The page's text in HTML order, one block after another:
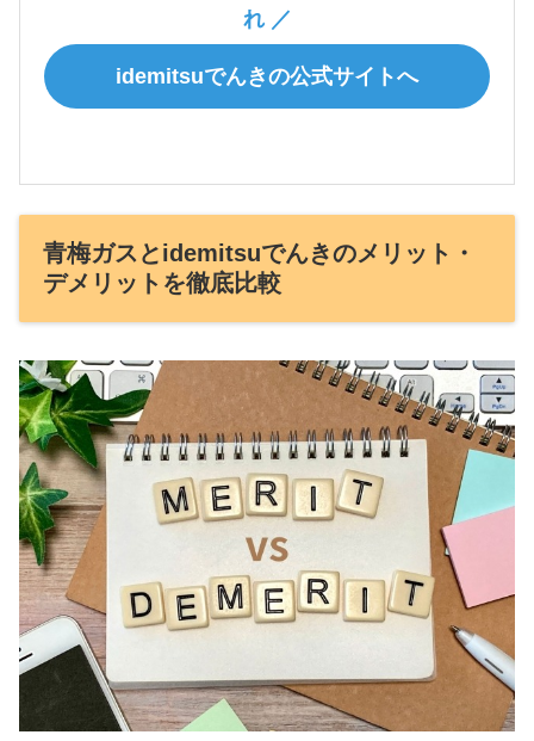
れ ／
idemitsuでんきの公式サイトへ
青梅ガスとidemitsuでんきのメリット・
デメリットを徹底比較